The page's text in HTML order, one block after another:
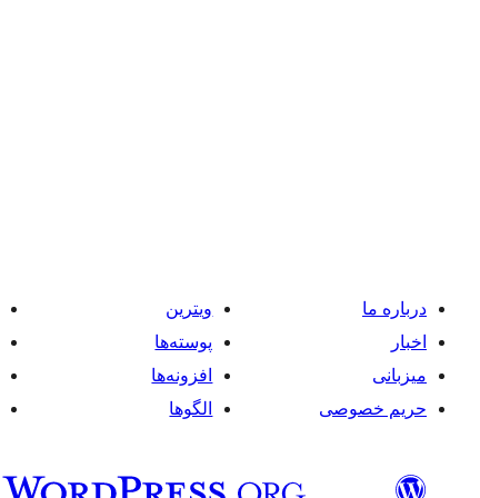
درباره ما
اخبار
میزبانی
حریم خصوصی
ویترین
پوسته‌ها
افزونه‌ها
الگوها